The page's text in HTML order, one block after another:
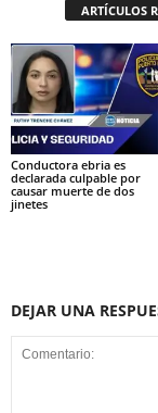
ARTÍCULOS
Conductora ebria es
declarada culpable por
causar muerte de dos
jinetes
DEJAR UNA